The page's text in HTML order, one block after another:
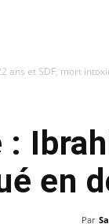
ans et SDF, mort
:
en
Par